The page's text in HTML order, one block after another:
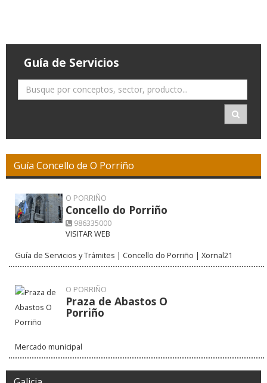
Guía de Servicios
Guía Concello de O Porriño
O PORRIÑO
Concello do Porriño
986335000
VISITAR WEB
Guía de Servicios y Trámites | Concello do Porriño | Xornal21
O PORRIÑO
Praza de Abastos O
Porriño
Mercado municipal